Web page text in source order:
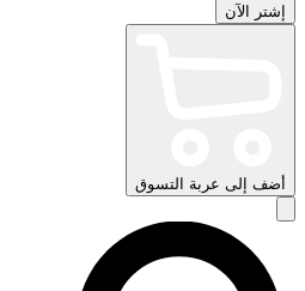
إشتر الآن
أضف إلى عربة التسوق